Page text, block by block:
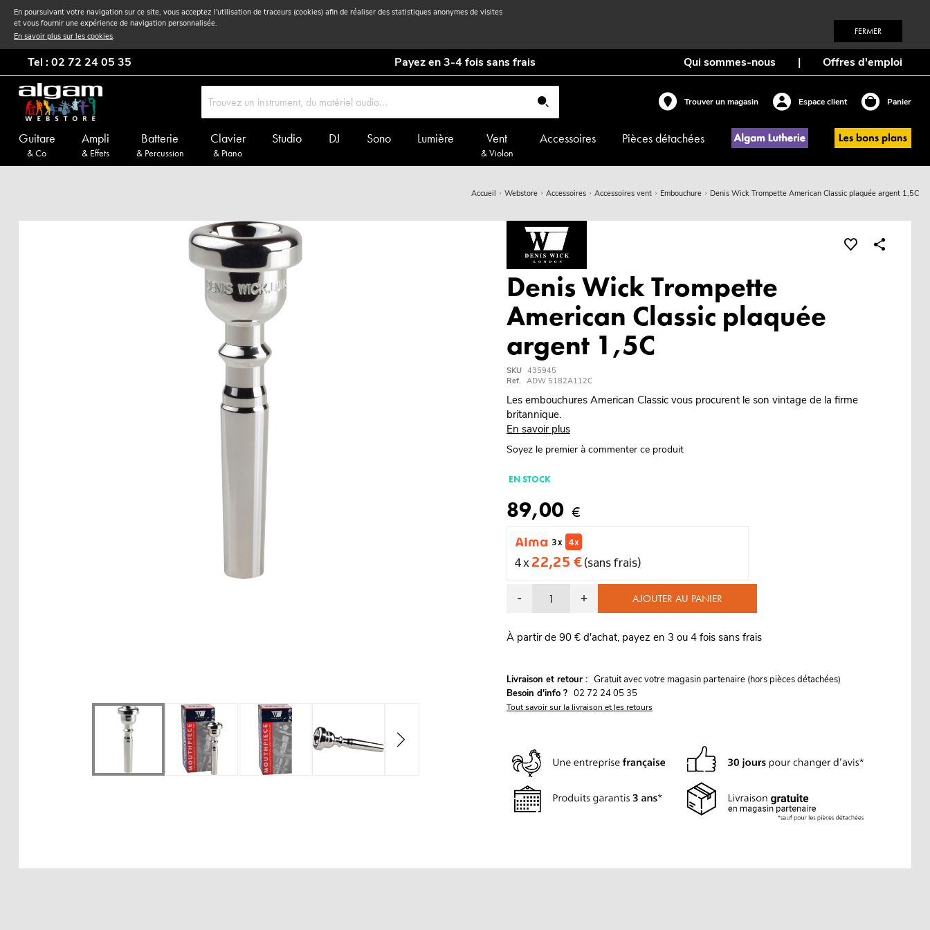
En poursuivant votre navigation sur ce site, vous acceptez l'utilisation de traceurs (cookies) afin de réaliser des statistiques anonymes de visites
et vous fournir une expérience de navigation personnalisée.
En savoir plus sur les cookies. FERMER
Tel : 02 72 24 05 35 Payez en 3-4 fois sans frais Qui sommes-nous | Offres d'emploi
Trouver un magasin Espace client Panier
Guitare
& Co
Ampli
& Effets
Batterie
& Percussion
Clavier
& Piano
Studio DJ Sono Lumière Vent
& Violon
Accessoires Pièces détachées
Accueil Webstore Accessoires Accessoires vent Embouchure Denis Wick Trompette American Classic plaquée argent 1,5C
Denis Wick Trompette
American Classic plaquée
argent 1,5C
SKU 435945
Ref. ADW 5182A112C
Les embouchures American Classic vous procurent le son vintage de la firme
britannique.
En savoir plus
Soyez le premier à commenter ce produit
EN STOCK
89,00 €
3 x 4 x
4 x 22,25 €(sans frais)
- + AJOUTER AU PANIER
À partir de 90 € d'achat, payez en 3 ou 4 fois sans frais
Livraison et retour : Gratuit avec votre magasin partenaire (hors pièces détachées)
Besoin d'info ? 02 72 24 05 35
Tout savoir sur la livraison et les retours